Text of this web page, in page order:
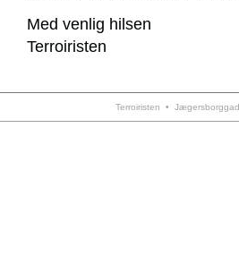
Med venlig hilsen
Terroiristen
Terroiristen •